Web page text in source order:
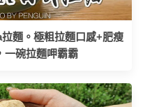
麵。極粗拉麵口感+肥瘦
一碗拉麵呷霸霸